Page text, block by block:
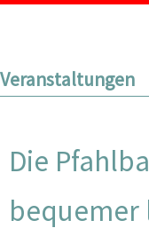
Veranstaltungen
Die
bequemer